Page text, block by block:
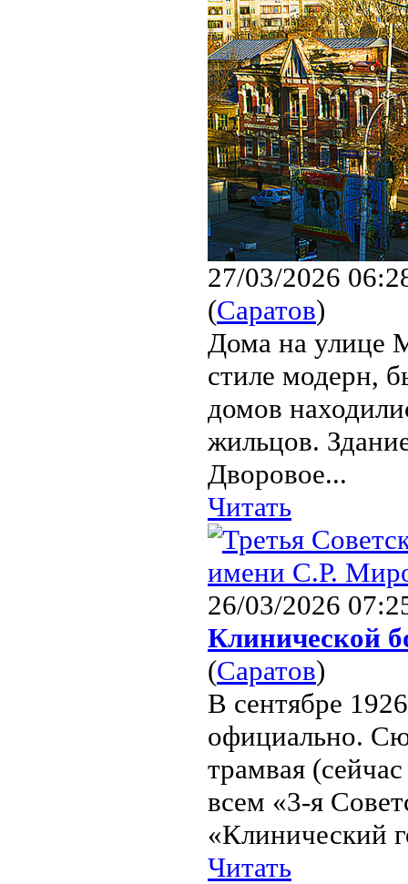
27/03/2026
(Саратов)
Дома на улице
стиле модерн,
домов
жильцов.
Дворовое...
Читать
26/03/2026
Клинической
(Саратов)
В сентябре
официально.
трамвая
всем «3-я
«Клинический
Читать